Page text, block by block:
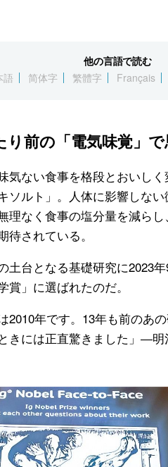
他の言語で読む
語 简体字 繁體字 Français
前の「電気味覚」
気ない食事を格段とおいし
ソルト」。人体に影響しな
理なく食事の塩分量を減ら
されている。
土台となる基礎研究に2023
」に選ばれたのだ。
2010年です。13年も前のあ
きには正直驚きました」―